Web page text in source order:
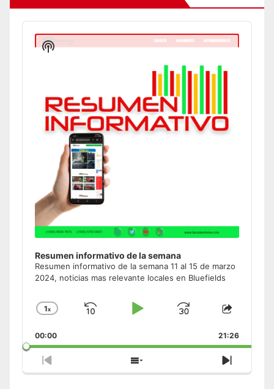
Audio
Player
Resumen informativo de la semana
Resumen informativo de la semana 11 al 15 de marzo
2024, noticias mas relevante locales en Bluefields
Change
Rate
1x
Skip
Play
Jump
Forward
Share
Episode
00:00 21:26
Previous
Episode
Show
Episodes
Next
Episode
Show